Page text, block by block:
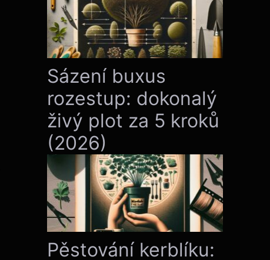
Sázení buxus
rozestup: dokonalý
živý plot za 5 kroků
(2026)
Pěstování kerblíku: